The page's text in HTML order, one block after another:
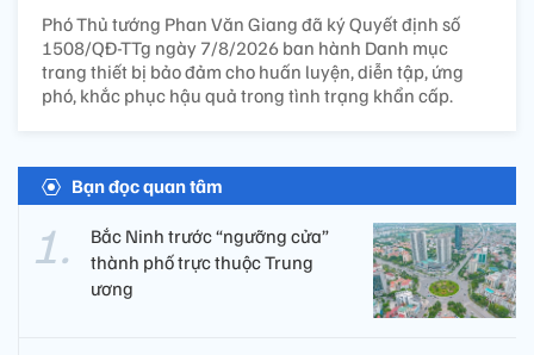
Phó Thủ tướng Phan Văn Giang đã ký Quyết định số
1508/QĐ-TTg ngày 7/8/2026 ban hành Danh mục
trang thiết bị bảo đảm cho huấn luyện, diễn tập, ứng
phó, khắc phục hậu quả trong tình trạng khẩn cấp.
Bạn đọc quan tâm
Bắc Ninh trước “ngưỡng cửa”
thành phố trực thuộc Trung
ương